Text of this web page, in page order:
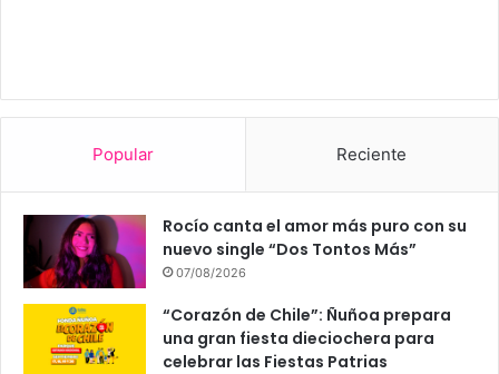
Popular Reciente
Rocío canta el amor más puro con su
nuevo single “Dos Tontos Más”
07/08/2026
“Corazón de Chile”: Ñuñoa prepara
una gran fiesta dieciochera para
celebrar las Fiestas Patrias